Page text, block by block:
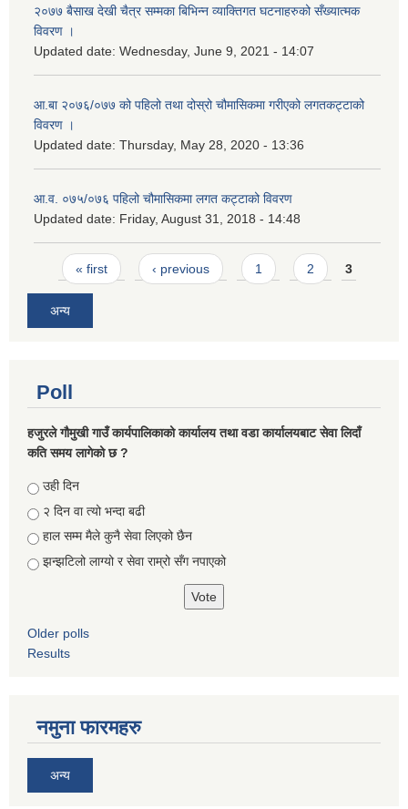
२०७७ बैसाख देखी चैत्र सम्मका बिभिन्न व्याक्तिगत घटनाहरुको सँख्यात्मक
विवरण ।
Updated date: Wednesday, June 9, 2021 - 14:07
आ.बा २०७६/०७७ को पहिलो तथा दोस्रो चौमासिकमा गरीएको लगतकट्टाको
विवरण ।
Updated date: Thursday, May 28, 2020 - 13:36
आ.व. ०७५/०७६ पहिलो चौमासिकमा लगत कट्टाको विवरण
Updated date: Friday, August 31, 2018 - 14:48
Pages
« first ‹ previous 1 2 3
अन्य
Poll
हजुरले गौमुखी गाउँ कार्यपालिकाको कार्यालय तथा वडा कार्यालयबाट सेवा लिदाँ
कति समय लागेको छ ?
Choices
उही दिन
२ दिन वा त्यो भन्दा बढी
हाल सम्म मैले कुनै सेवा लिएको छैन
झन्झटिलो लाग्यो र सेवा राम्रो सँग नपाएको
Older polls
Results
नमुना फारमहरु
अन्य